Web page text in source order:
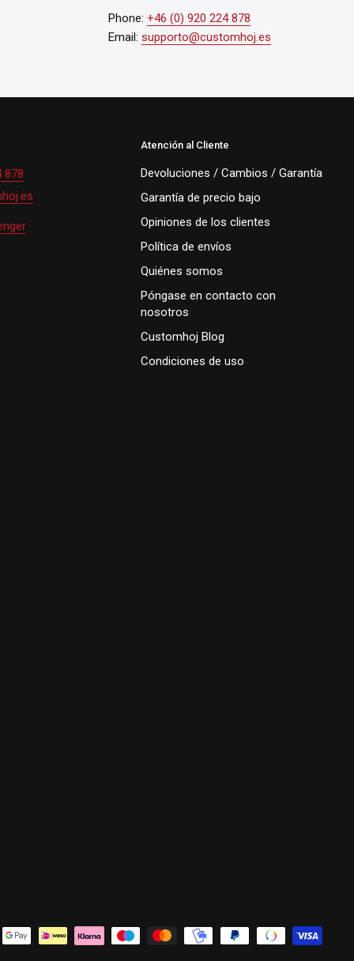
Phone: +46 (0) 920 224 878
Email: supporto@customhoj.es
878
Atención al Cliente
Devoluciones / Cambios / Garantía
Garantía de precio bajo
Opiniones de los clientes
Política de envíos
Quiénes somos
Póngase en contacto con
nosotros
Customhoj Blog
Condiciones de uso